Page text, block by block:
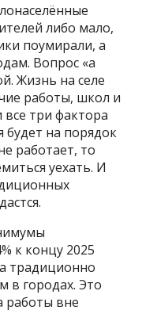
либо мало,
поумирали, а
Вопрос «а
Жизнь на селе
работы, школ и
три фактора
будет на порядок
работает, то
уехать. И
к концу 2025
традиционно
в городах. Это
работы вне